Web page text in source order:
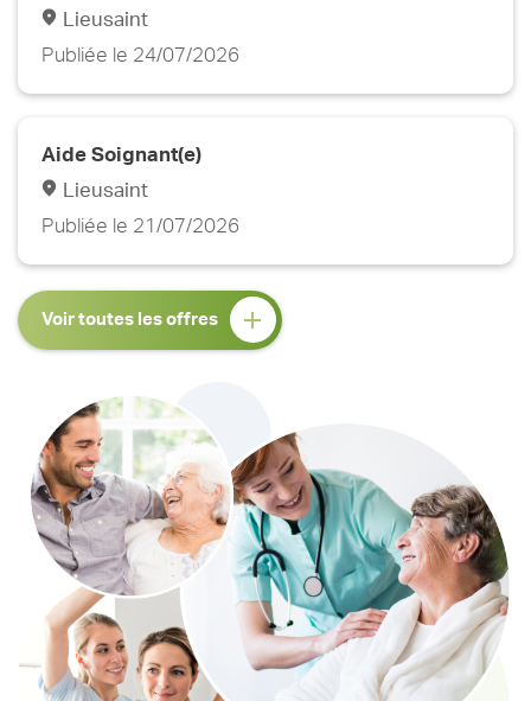
Lieusaint
Publiée le 24/07/2026
Aide Soignant(e)
Lieusaint
Publiée le 21/07/2026
Voir toutes les offres